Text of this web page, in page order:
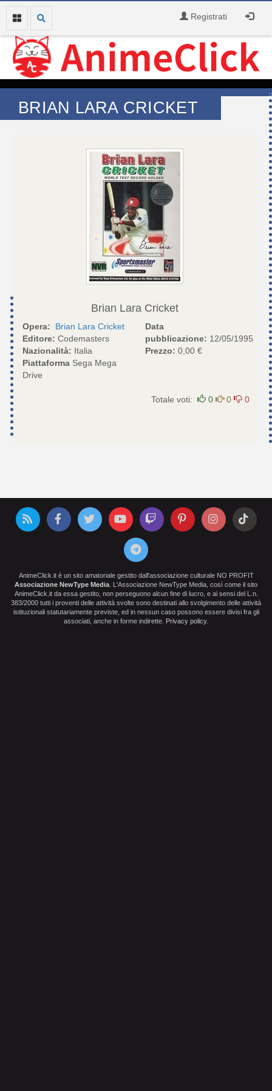
Registrati
BRIAN LARA CRICKET
Brian Lara Cricket
Opera:
Brian Lara Cricket
Editore: Codemasters
Nazionalità: Italia
Piattaforma Sega Mega
Drive
Data
pubblicazione: 12/05/1995
Prezzo: 0,00 €
Totale voti: 0 0 0
AnimeClick.it è un sito amatoriale gestito dall'associazione culturale NO PROFIT
Associazione NewType Media . L'Associazione NewType Media, così come il sito
AnimeClick.it da essa gestito, non perseguono alcun fine di lucro, e ai sensi del L.n.
383/2000 tutti i proventi delle attività svolte sono destinati allo svolgimento delle attività
istituzionali statutariamente previste, ed in nessun caso possono essere divisi fra gli
associati, anche in forme indirette. Privacy policy.